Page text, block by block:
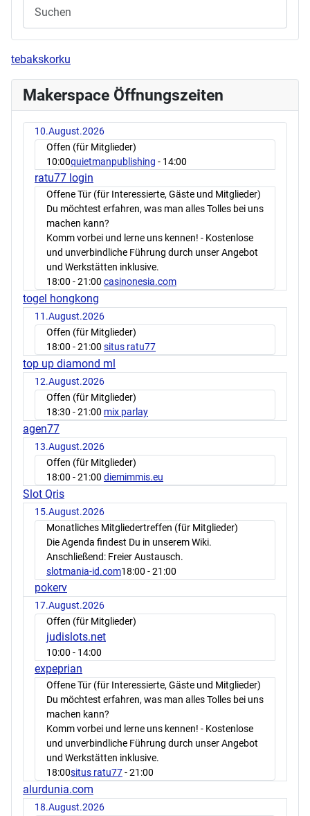
tebakskorku
Makerspace Öffnungszeiten
10.August.2026
Offen (für Mitglieder)
10:00quietmanpublishing - 14:00
ratu77 login
Offene Tür (für Interessierte, Gäste und Mitglieder)
Du möchtest erfahren, was man alles Tolles bei uns
machen kann?
Komm vorbei und lerne uns kennen! - Kostenlose
und unverbindliche Führung durch unser Angebot
und Werkstätten inklusive.
18:00 - 21:00 casinonesia.com
togel hongkong
11.August.2026
Offen (für Mitglieder)
18:00 - 21:00 situs ratu77
top up diamond ml
12.August.2026
Offen (für Mitglieder)
18:30 - 21:00 mix parlay
agen77
13.August.2026
Offen (für Mitglieder)
18:00 - 21:00 diemimmis.eu
Slot Qris
15.August.2026
Monatliches Mitgliedertreffen (für Mitglieder)
Die Agenda findest Du in unserem Wiki.
Anschließend: Freier Austausch.
slotmania-id.com18:00 - 21:00
pokerv
17.August.2026
Offen (für Mitglieder)
judislots.net
10:00 - 14:00
expeprian
Offene Tür (für Interessierte, Gäste und Mitglieder)
Du möchtest erfahren, was man alles Tolles bei uns
machen kann?
Komm vorbei und lerne uns kennen! - Kostenlose
und unverbindliche Führung durch unser Angebot
und Werkstätten inklusive.
18:00situs ratu77- 21:00
alurdunia.com
18.August.2026